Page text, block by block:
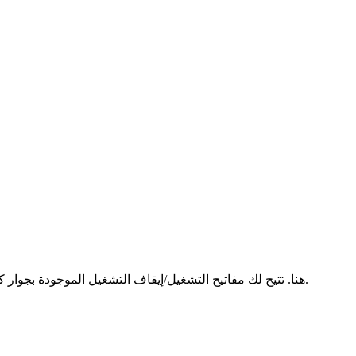
يمكن العثور على جميع إعدادات إشعارات تطبيق YouTube هنا. تتيح لك مفاتيح التشغيل/إيقاف التشغيل الموجودة بجوار كل نوع من أنواع الإشعارات تحديد طريقتك المفضلة للتنبيه بالرسائل الجديدة.